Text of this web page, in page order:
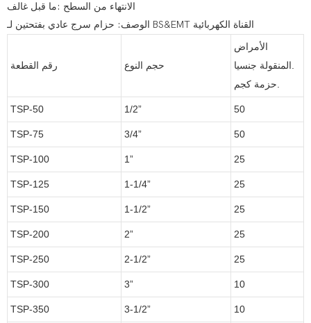
الانتهاء من السطح :ما قبل غالف
الوصف: حزام سرج عادي بفتحتين لـ BS&EMT القناة الكهربائية
رقم القطعة حجم النوع
الأمراض
المنقولة جنسيا.
حزمة كجم.
TSP-50 1/2” 50
TSP-75 3/4” 50
TSP-100 1” 25
TSP-125 1-1/4” 25
TSP-150 1-1/2” 25
TSP-200 2” 25
TSP-250 2-1/2” 25
TSP-300 3” 10
TSP-350 3-1/2” 10